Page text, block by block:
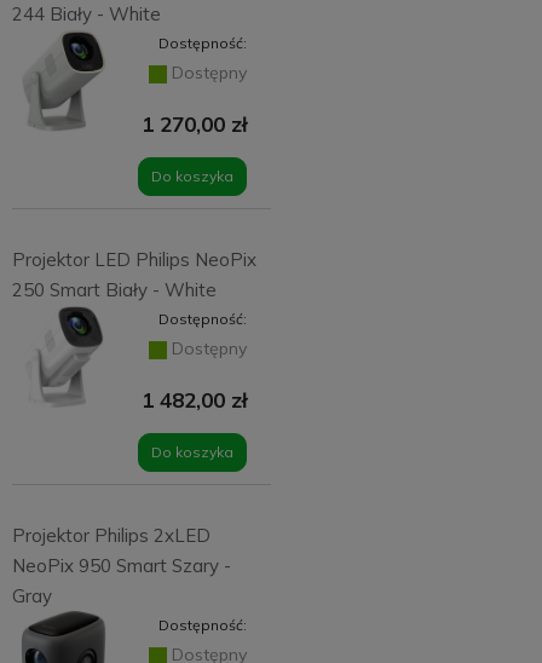
244 Biały - White
Dostępność:
Dostępny
1 270,00 zł
Do koszyka
Projektor LED Philips NeoPix
250 Smart Biały - White
Dostępność:
Dostępny
1 482,00 zł
Do koszyka
Projektor Philips 2xLED
NeoPix 950 Smart Szary -
Gray
Dostępność:
Dostępny